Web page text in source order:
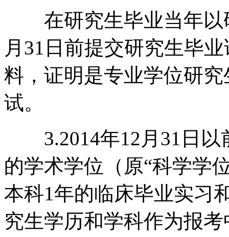
在研究生毕业当年以
月31日前提交研究生毕
料，证明是专业学位研
试。
3.2014年12月31日以
的学术学位（原“科学学
本科1年的临床毕业实习
究生学历和学科作为报